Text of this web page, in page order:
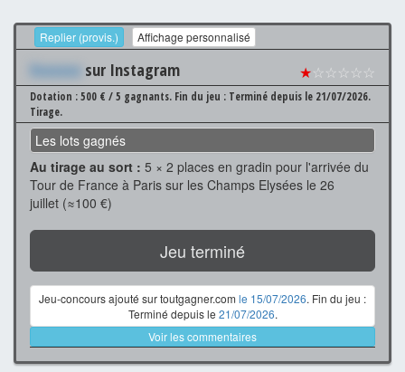
Replier (provis.) Affichage personnalisé
Xxxxxxx sur Instagram ★☆☆☆☆☆
Dotation : 500 € / 5 gagnants. Fin du jeu : Terminé depuis le 21/07/2026.
Tirage.
Les lots gagnés
Au tirage au sort : 5 × 2 places en gradin pour l'arrivée du
Tour de France à Paris sur les Champs Elysées le 26
juillet (≈100 €)
Jeu terminé
Jeu-concours ajouté sur toutgagner.com le 15/07/2026. Fin du jeu :
Terminé depuis le 21/07/2026.
Voir les commentaires